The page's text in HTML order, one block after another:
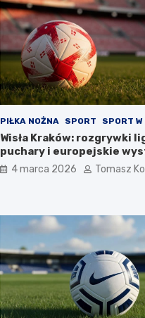
PIŁKA NOŻNA SPORT SPORT
Wisła Kraków: rozgrywki
puchary i europejskie
4 marca 2026 Tomasz